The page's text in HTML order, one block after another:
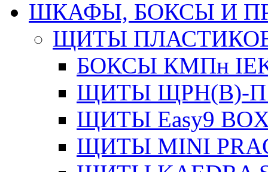
ШКАФЫ, БОКСЫ И
ЩИТЫ
БОКСЫ КМПн
ЩИТЫ ЩРН(В)-П
ЩИТЫ Easy9 BOX
ЩИТЫ MINI